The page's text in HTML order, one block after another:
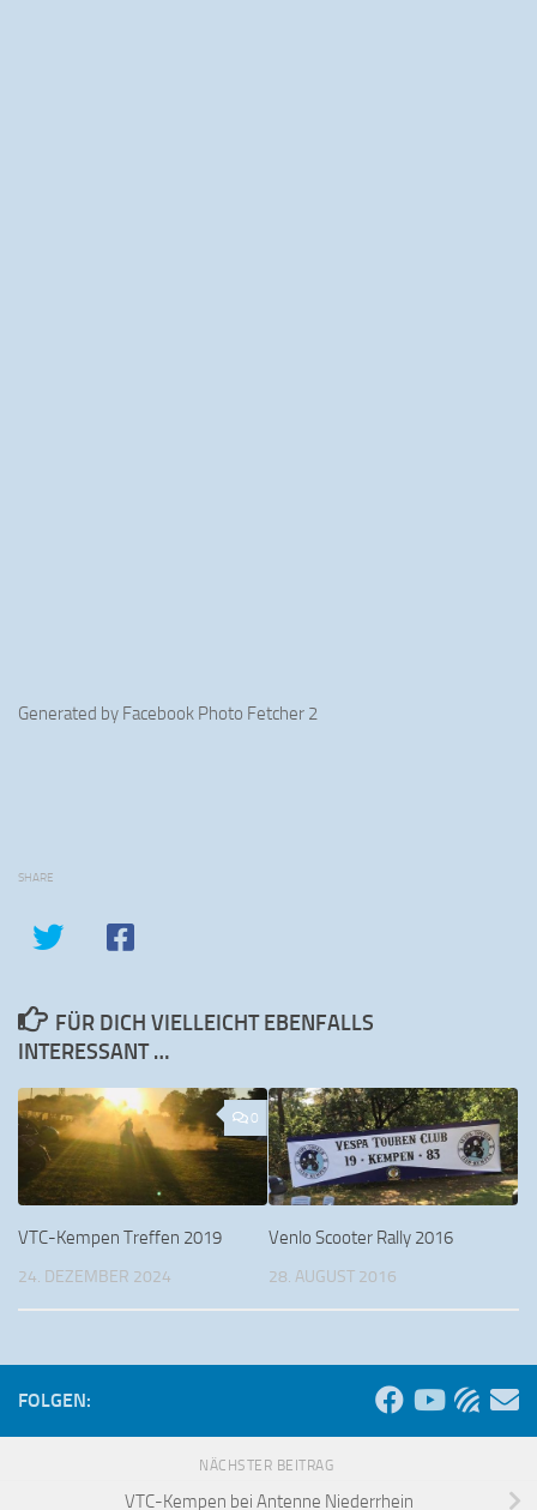
Generated by Facebook Photo Fetcher 2
SHARE
FÜR DICH VIELLEICHT EBENFALLS
INTERESSANT …
0
VTC-Kempen Treffen 2019
24. DEZEMBER 2024
Venlo Scooter Rally 2016
28. AUGUST 2016
FOLGEN:
NÄCHSTER BEITRAG
VTC-Kempen bei Antenne Niederrhein